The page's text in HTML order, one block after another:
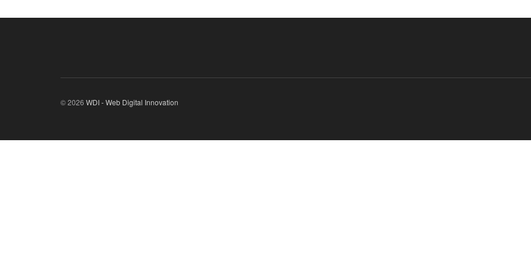
© 2026 WDI - Web Digital Innovation